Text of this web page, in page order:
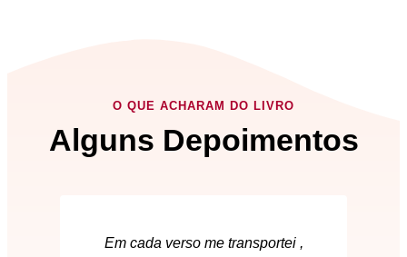
O QUE ACHARAM DO LIVRO
Alguns Depoimentos
Em cada verso me transportei ,